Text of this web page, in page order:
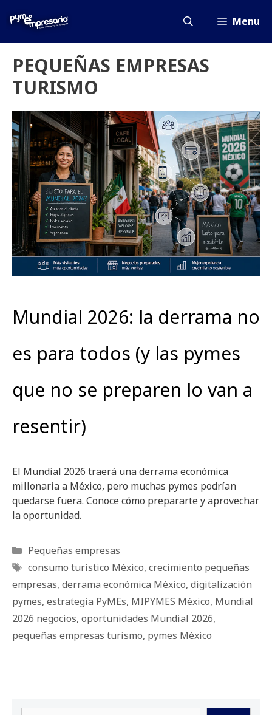
Menu
PEQUEÑAS EMPRESAS
TURISMO
Mundial 2026: la derrama no
es para todos (y las pymes
que no se preparen lo van a
resentir)
El Mundial 2026 traerá una derrama económica
millonaria a México, pero muchas pymes podrían
quedarse fuera. Conoce cómo prepararte y aprovechar
la oportunidad.
Categorías
Pequeñas empresas
Etiquetas
consumo turístico México, crecimiento pequeñas
empresas, derrama económica México, digitalización
pymes, estrategia PyMEs, MIPYMES México, Mundial
2026 negocios, oportunidades Mundial 2026,
pequeñas empresas turismo, pymes México